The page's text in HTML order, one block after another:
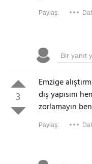
Paylaş:
3
Emzige
dış yapısını
zorlamayın
Paylaş: